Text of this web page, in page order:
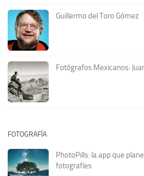
Guillermo del Toro Gómez
Fotógrafos Mexicanos:
FOTOGRAFÍA
PhotoPills: la app que
fotografíes